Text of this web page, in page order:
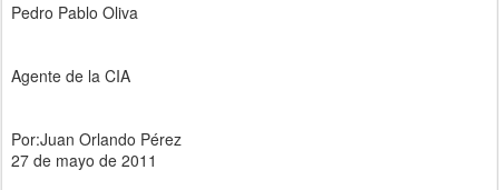
Pedro Pablo Oliva
Agente de la CIA
Por:Juan Orlando Pérez
27 de mayo de 2011